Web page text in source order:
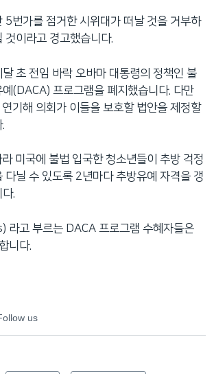
5번가를 점거한 시위대가 떠날 것을 거부하
것이라고 경고했습니다.
초 전임 바락 오바마 대통령의 정책인 불
(DACA) 프로그램을 폐지했습니다. 다만
기해 의회가 이들을 보호할 법안을 제정할
미국에 불법 입국한 청소년들이 추방 걱정
다닐 수 있도록 2년마다 추방유예 자격을 갱
.
라고 부르는 DACA 프로그램 수혜자들은
니다.
us